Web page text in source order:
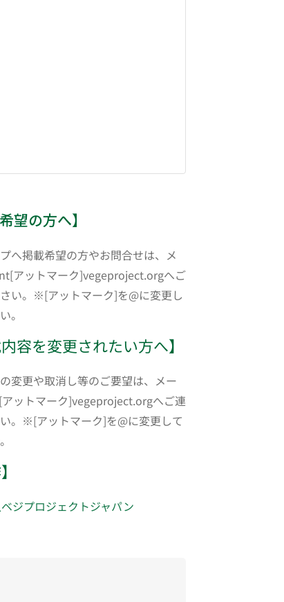
望の方へ】
へ掲載希望の方やお問合せは、メ
アットマーク]vegeproject.orgへご
い。※[アットマーク]を@に変更し
。
内容を変更されたい方へ】
変更や取消し等のご要望は、メー
ットマーク]vegeproject.orgへご連
。※[アットマーク]を@に変更して
ジプロジェクトジャパン